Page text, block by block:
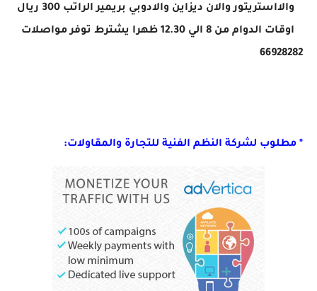
والااستريتور والان ديزاين والادوبي بريمير الراتب 300 ريال
اوقات الدوام من 8 الي 12.30 ظهرا يشترط توفر مواصلات
66928282
* مطلوب لشركة النظم الفنية للتجارة والمقاولات: